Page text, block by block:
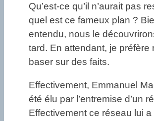
Qu’est-ce qu’il n’aurait pas
quel est ce fameux plan ?
entendu, nous le
tard. En attendant, je préfère
baser sur des faits.
Effectivement, Emmanuel
été élu par l’entremise d’un
Effectivement ce réseau lui